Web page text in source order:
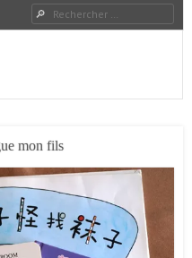
Rechercher
mon fils